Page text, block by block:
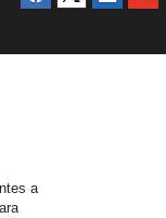
a